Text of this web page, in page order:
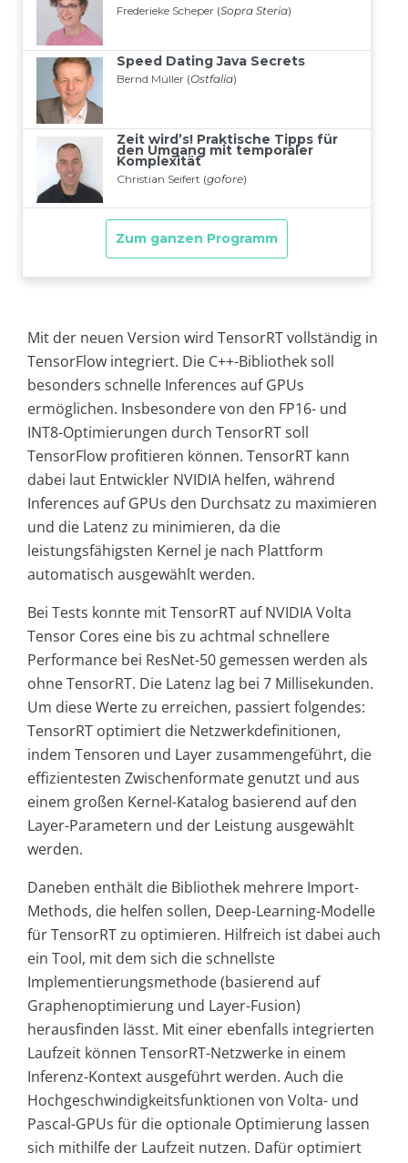
Mit der neuen Version wird TensorRT vollständig in
TensorFlow integriert. Die C++-Bibliothek soll
besonders schnelle Inferences auf GPUs
ermöglichen. Insbesondere von den FP16- und
INT8-Optimierungen durch TensorRT soll
TensorFlow profitieren können. TensorRT kann
dabei laut Entwickler NVIDIA helfen, während
Inferences auf GPUs den Durchsatz zu maximieren
und die Latenz zu minimieren, da die
leistungsfähigsten Kernel je nach Plattform
automatisch ausgewählt werden.
Bei Tests konnte mit TensorRT auf NVIDIA Volta
Tensor Cores eine bis zu achtmal schnellere
Performance bei ResNet-50 gemessen werden als
ohne TensorRT. Die Latenz lag bei 7 Millisekunden.
Um diese Werte zu erreichen, passiert folgendes:
TensorRT optimiert die Netzwerkdefinitionen,
indem Tensoren und Layer zusammengeführt, die
effizientesten Zwischenformate genutzt und aus
einem großen Kernel-Katalog basierend auf den
Layer-Parametern und der Leistung ausgewählt
werden.
Daneben enthält die Bibliothek mehrere Import-
Methods, die helfen sollen, Deep-Learning-Modelle
für TensorRT zu optimieren. Hilfreich ist dabei auch
ein Tool, mit dem sich die schnellste
Implementierungsmethode (basierend auf
Graphenoptimierung und Layer-Fusion)
herausfinden lässt. Mit einer ebenfalls integrierten
Laufzeit können TensorRT-Netzwerke in einem
Inferenz-Kontext ausgeführt werden. Auch die
Hochgeschwindigkeitsfunktionen von Volta- und
Pascal-GPUs für die optionale Optimierung lassen
sich mithilfe der Laufzeit nutzen. Dafür optimiert